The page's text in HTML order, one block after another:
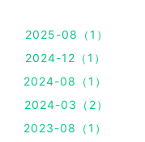
2025-08（1）
2024-12（1）
2024-08（1）
2024-03（2）
2023-08（1）